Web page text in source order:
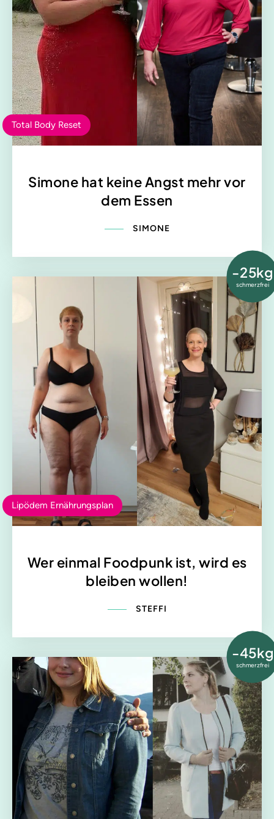
Total Body Reset
Simone hat keine Angst mehr vor
dem Essen
SIMONE
-25kg
schmerzfrei
Lipödem Ernährungsplan
Wer einmal Foodpunk ist, wird es
bleiben wollen!
STEFFI
-45kg
schmerzfrei